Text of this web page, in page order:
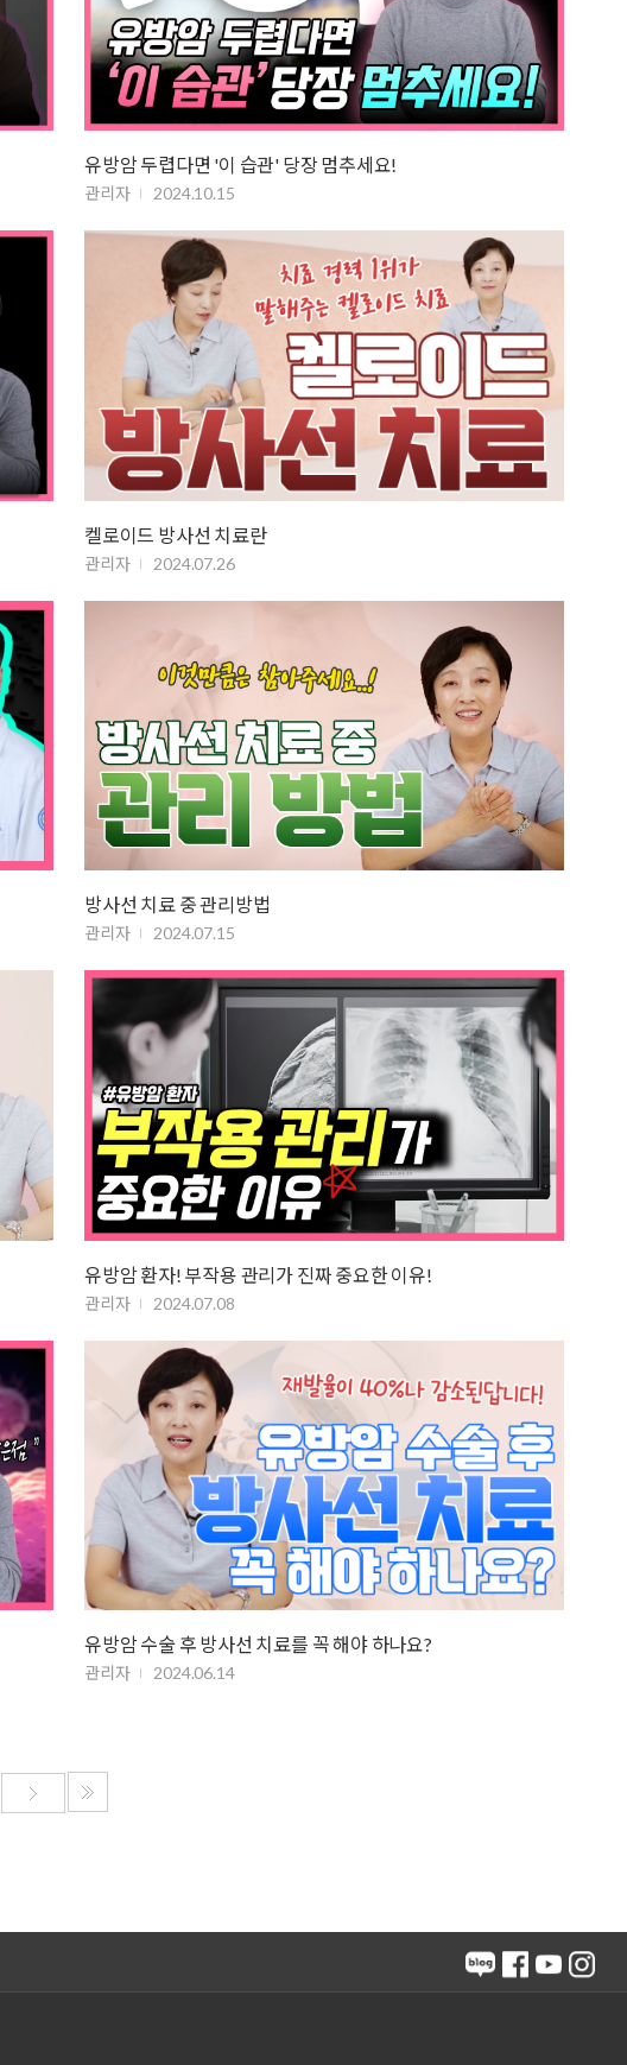
유방암 두렵다면 '이 습관' 당장 멈추세요!
관리자 2024.10.15
켈로이드 방사선 치료란
관리자 2024.07.26
방사선 치료 중 관리방법
관리자 2024.07.15
유방암 환자! 부작용 관리가 진짜 중요한 이유!
관리자 2024.07.08
유방암 수술 후 방사선 치료를 꼭 해야 하나요?
관리자 2024.06.14